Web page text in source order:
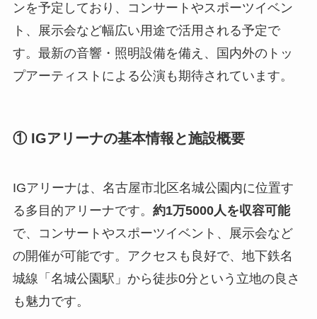
ンを予定しており、コンサートやスポーツイベン
ト、展示会など幅広い用途で活用される予定で
す。最新の音響・照明設備を備え、国内外のトッ
プアーティストによる公演も期待されています。
① IGアリーナの基本情報と施設概要
IGアリーナは、名古屋市北区名城公園内に位置す
る多目的アリーナです。 約1万5000人を収容可能
で、コンサートやスポーツイベント、展示会など
の開催が可能です。アクセスも良好で、地下鉄名
城線「名城公園駅」から徒歩0分という立地の良さ
も魅力です。